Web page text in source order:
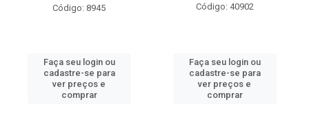
Código: 8945
Faça seu login ou
cadastre-se para
ver preços e
comprar
Código: 40902
Faça seu login ou
cadastre-se para
ver preços e
comprar